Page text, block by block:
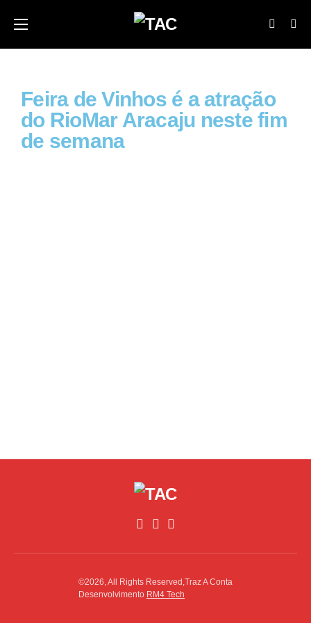
Feira de Vinhos é a atração
do RioMar Aracaju neste fim
de semana
©2026, All Rights Reserved,Traz A Conta
Desenvolvimento RM4 Tech